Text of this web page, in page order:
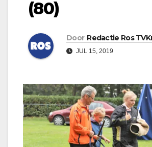
(80)
Door Redactie Ros
JUL 15, 2019